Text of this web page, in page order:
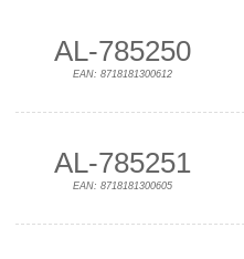
AL-785250
EAN: 8718181300612
AL-785251
EAN: 8718181300605